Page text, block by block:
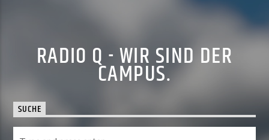
RADIO Q - WIR SIND DER
CAMPUS.
SUCHE